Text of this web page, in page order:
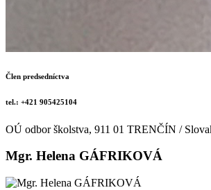
Člen predsedníctva
tel.: +421 905425104
OÚ odbor školstva, 911 01 TRENČÍN /
Mgr. Helena GÁFRIKOVÁ